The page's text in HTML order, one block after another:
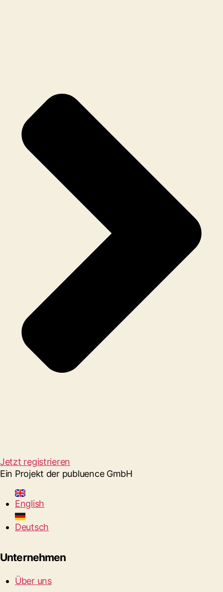
Jetzt registrieren
Ein Projekt der publuence GmbH
English
Deutsch
Unternehmen
Über uns